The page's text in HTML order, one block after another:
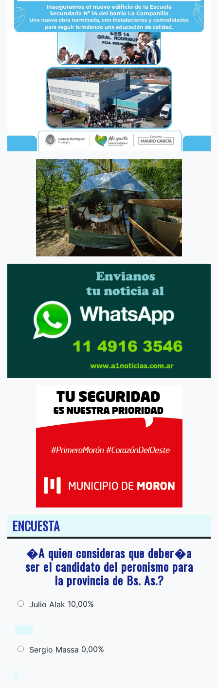
ENCUESTA
�A quien consideras que deber�a
ser el candidato del peronismo para
la provincia de Bs. As.?
Julio Alak 10,00%
Sergio Massa 0,00%